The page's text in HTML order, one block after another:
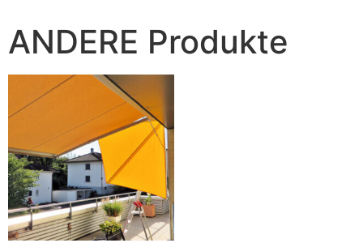
ANDERE Produkte